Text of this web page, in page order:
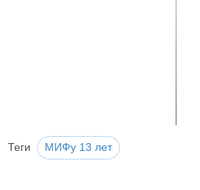
Теги МИФу 13 лет